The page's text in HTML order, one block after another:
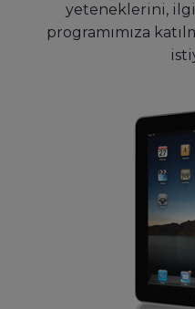
yeteneklerini, ilgi
programımıza